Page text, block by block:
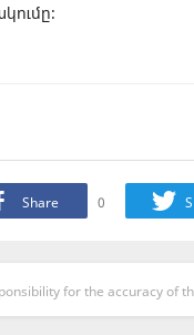
Share 0
for the accuracy of